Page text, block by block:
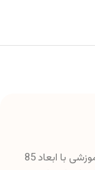
یک مدل آموزشی با ابعاد 85